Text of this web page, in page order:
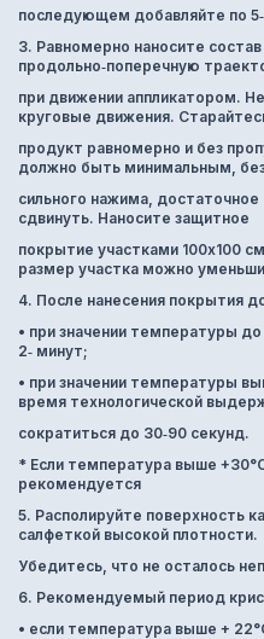
последующем добавляйте по
3. Равномерно наносите
продольно‐поперечную
при движении аппликатором.
круговые движения.
продукт равномерно и без
должно быть минимальным,
сильного нажима,
сдвинуть. Наносите защитное
покрытие участками 100х100
размер участка можно
4. После нанесения покрытия
• при значении температуры
2‐ минут;
• при значении температуры
время технологической
сократиться до 30‐90 секунд.
* Если температура выше
рекомендуется
5. Располируйте поверхность
салфеткой высокой плотности.
Убедитесь, что не осталось
6. Рекомендуемый период
• если температура выше +